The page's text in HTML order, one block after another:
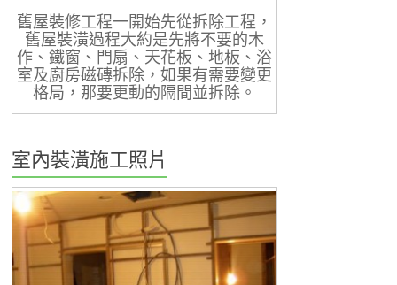
舊屋裝修工程一開始先從拆除工程，
舊屋裝潢過程大約是先將不要的木
作、鐵窗、門扇、天花板、地板、浴
室及廚房磁磚拆除，如果有需要變更
格局，那要更動的隔間並拆除。
室內裝潢施工照片